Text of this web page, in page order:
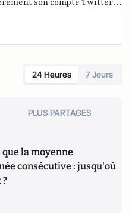
24 Heures 7 Jours
PLUS PARTAGES
la moyenne
consécutive : jusqu'où